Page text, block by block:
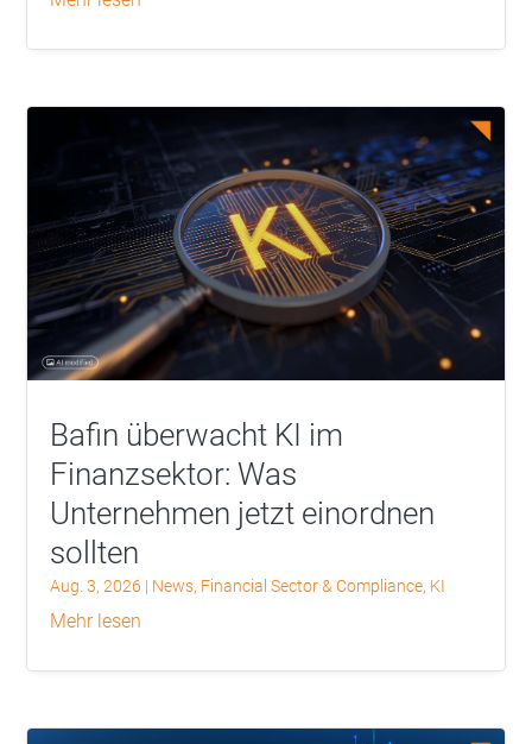
Bafin überwacht KI im
Finanzsektor: Was
Unternehmen jetzt einordnen
sollten
Aug. 3, 2026 | News, Financial Sector & Compliance, KI
mehr lesen